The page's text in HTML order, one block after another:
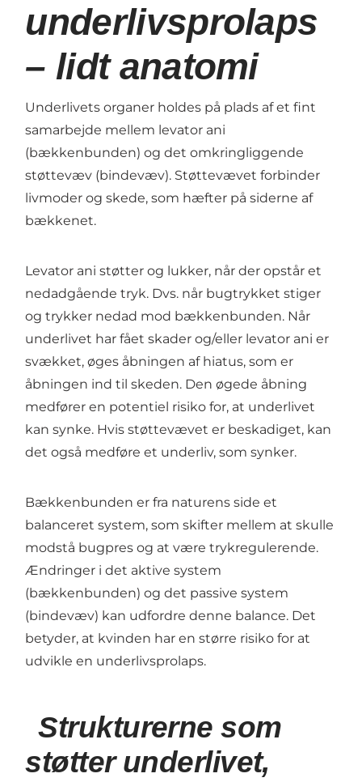
underlivsprolaps
– lidt anatomi
Underlivets organer holdes på plads af et fint
samarbejde mellem levator ani
(bækkenbunden) og det omkringliggende
støttevæv (bindevæv). Støttevævet forbinder
livmoder og skede, som hæfter på siderne af
bækkenet.
Levator ani støtter og lukker, når der opstår et
nedadgående tryk. Dvs. når bugtrykket stiger
og trykker nedad mod bækkenbunden. Når
underlivet har fået skader og/eller levator ani er
svækket, øges åbningen af hiatus, som er
åbningen ind til skeden. Den øgede åbning
medfører en potentiel risiko for, at underlivet
kan synke. Hvis støttevævet er beskadiget, kan
det også medføre et underliv, som synker.
Bækkenbunden er fra naturens side et
balanceret system, som skifter mellem at skulle
modstå bugpres og at være trykregulerende.
Ændringer i det aktive system
(bækkenbunden) og det passive system
(bindevæv) kan udfordre denne balance. Det
betyder, at kvinden har en større risiko for at
udvikle en underlivsprolaps.
Strukturerne som
støtter underlivet,